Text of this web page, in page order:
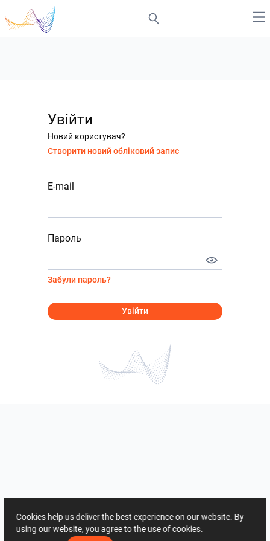
Увійти
Новий користувач?
Створити новий обліковий запис
E-mail
Пароль
Забули пароль?
Увійти
Cookies help us deliver the best experience on our website. By
using our website, you agree to the use of cookies.